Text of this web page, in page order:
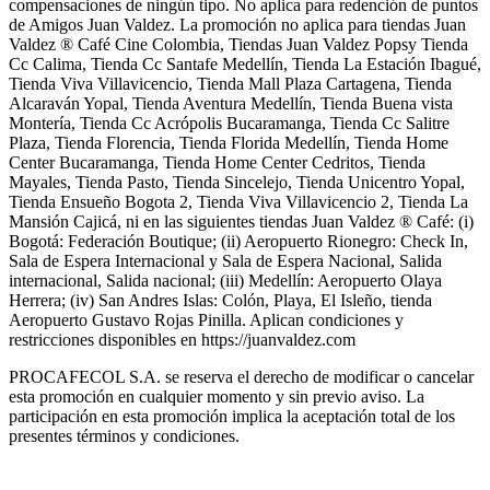
compensaciones de ningún tipo. No aplica para redención de puntos
de Amigos Juan Valdez. La promoción no aplica para tiendas Juan
Valdez ® Café Cine Colombia, Tiendas Juan Valdez Popsy Tienda
Cc Calima, Tienda Cc Santafe Medellín, Tienda La Estación Ibagué,
Tienda Viva Villavicencio, Tienda Mall Plaza Cartagena, Tienda
Alcaraván Yopal, Tienda Aventura Medellín, Tienda Buena vista
Montería, Tienda Cc Acrópolis Bucaramanga, Tienda Cc Salitre
Plaza, Tienda Florencia, Tienda Florida Medellín, Tienda Home
Center Bucaramanga, Tienda Home Center Cedritos, Tienda
Mayales, Tienda Pasto, Tienda Sincelejo, Tienda Unicentro Yopal,
Tienda Ensueño Bogota 2, Tienda Viva Villavicencio 2, Tienda La
Mansión Cajicá, ni en las siguientes tiendas Juan Valdez ® Café: (i)
Bogotá: Federación Boutique; (ii) Aeropuerto Rionegro: Check In,
Sala de Espera Internacional y Sala de Espera Nacional, Salida
internacional, Salida nacional; (iii) Medellín: Aeropuerto Olaya
Herrera; (iv) San Andres Islas: Colón, Playa, El Isleño, tienda
Aeropuerto Gustavo Rojas Pinilla. Aplican condiciones y
restricciones disponibles en https://juanvaldez.com
PROCAFECOL S.A. se reserva el derecho de modificar o cancelar
esta promoción en cualquier momento y sin previo aviso. La
participación en esta promoción implica la aceptación total de los
presentes términos y condiciones.